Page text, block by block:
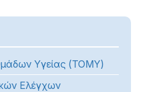
Υγείας (ΤΟΜΥ)
Ελέγχων